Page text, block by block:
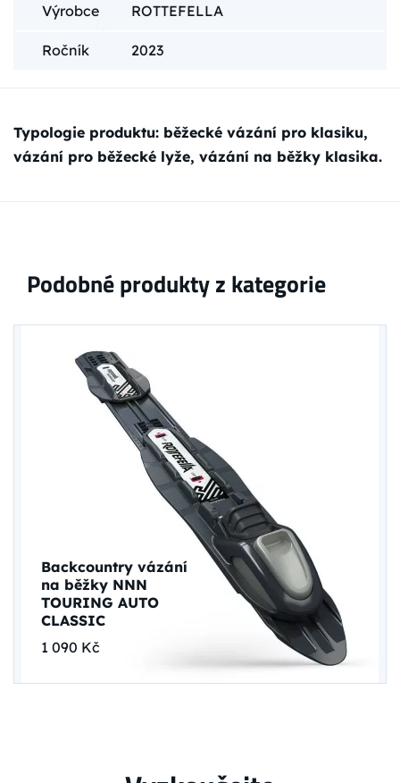
Výrobce ROTTEFELLA
Ročník 2023
Typologie produktu: běžecké vázání pro klasiku,
vázání pro běžecké lyže, vázání na běžky klasika.
Podobné produkty z kategorie
Backcountry vázání
na běžky NNN
TOURING AUTO
CLASSIC
1 090 Kč